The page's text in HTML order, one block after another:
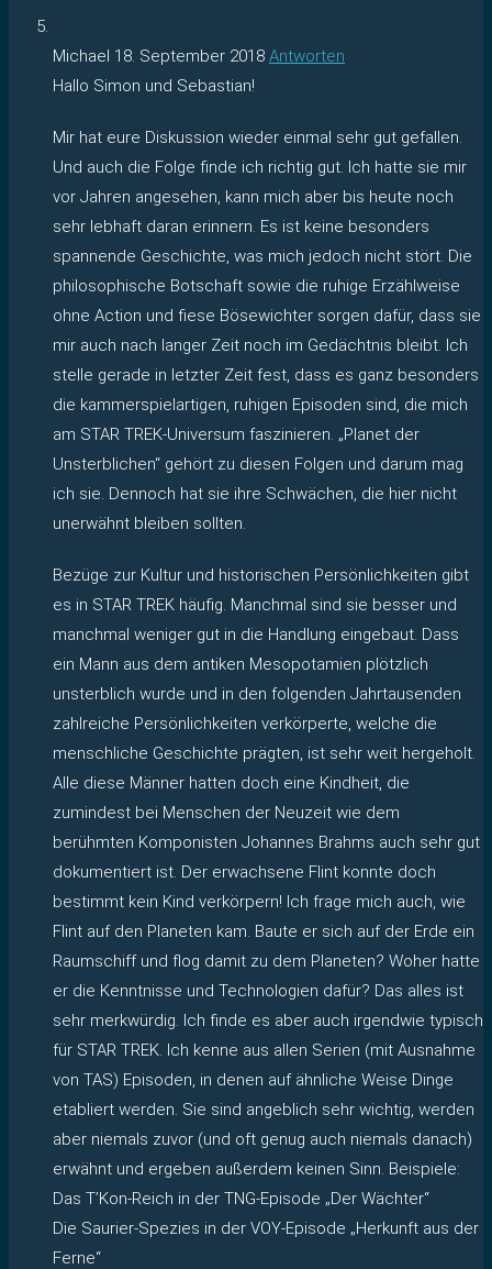
Michael 18. September 2018 Antworten
Hallo Simon und Sebastian!
Mir hat eure Diskussion wieder einmal sehr gut gefallen.
Und auch die Folge finde ich richtig gut. Ich hatte sie mir
vor Jahren angesehen, kann mich aber bis heute noch
sehr lebhaft daran erinnern. Es ist keine besonders
spannende Geschichte, was mich jedoch nicht stört. Die
philosophische Botschaft sowie die ruhige Erzählweise
ohne Action und fiese Bösewichter sorgen dafür, dass sie
mir auch nach langer Zeit noch im Gedächtnis bleibt. Ich
stelle gerade in letzter Zeit fest, dass es ganz besonders
die kammerspielartigen, ruhigen Episoden sind, die mich
am STAR TREK-Universum faszinieren. „Planet der
Unsterblichen“ gehört zu diesen Folgen und darum mag
ich sie. Dennoch hat sie ihre Schwächen, die hier nicht
unerwähnt bleiben sollten.
Bezüge zur Kultur und historischen Persönlichkeiten gibt
es in STAR TREK häufig. Manchmal sind sie besser und
manchmal weniger gut in die Handlung eingebaut. Dass
ein Mann aus dem antiken Mesopotamien plötzlich
unsterblich wurde und in den folgenden Jahrtausenden
zahlreiche Persönlichkeiten verkörperte, welche die
menschliche Geschichte prägten, ist sehr weit hergeholt.
Alle diese Männer hatten doch eine Kindheit, die
zumindest bei Menschen der Neuzeit wie dem
berühmten Komponisten Johannes Brahms auch sehr gut
dokumentiert ist. Der erwachsene Flint konnte doch
bestimmt kein Kind verkörpern! Ich frage mich auch, wie
Flint auf den Planeten kam. Baute er sich auf der Erde ein
Raumschiff und flog damit zu dem Planeten? Woher hatte
er die Kenntnisse und Technologien dafür? Das alles ist
sehr merkwürdig. Ich finde es aber auch irgendwie typisch
für STAR TREK. Ich kenne aus allen Serien (mit Ausnahme
von TAS) Episoden, in denen auf ähnliche Weise Dinge
etabliert werden. Sie sind angeblich sehr wichtig, werden
aber niemals zuvor (und oft genug auch niemals danach)
erwähnt und ergeben außerdem keinen Sinn. Beispiele:
Das T’Kon-Reich in der TNG-Episode „Der Wächter“
Die Saurier-Spezies in der VOY-Episode „Herkunft aus der
Ferne“